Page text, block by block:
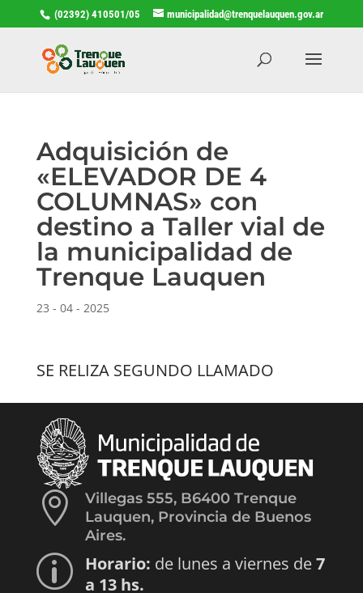
(02392) 410501/05 municipalidad@trenquelauquen.gov.ar
Adquisición de
«ELEVADOR DE 4
COLUMNAS» con
destino a Taller vial de
la municipalidad de
Trenque Lauquen
23 - 04 - 2025
SE RELIZA SEGUNDO LLAMADO

Villegas 555, B6400 Trenque
Lauquen, Provincia de Buenos
Aires.
p Horario: de lunes a viernes de7
a 13 hs.